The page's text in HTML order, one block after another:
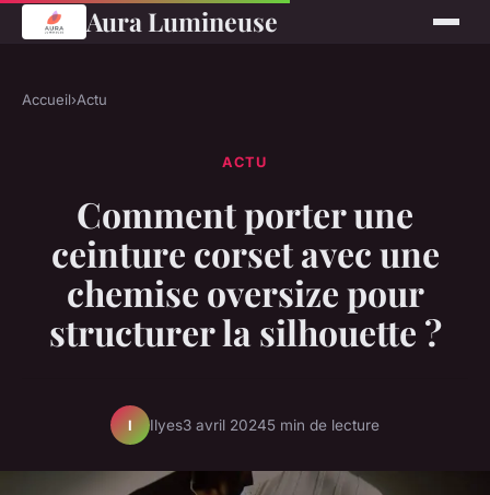
Aura Lumineuse
Accueil›Actu
ACTU
Comment porter une
ceinture corset avec une
chemise oversize pour
structurer la silhouette ?
I Ilyes3 avril 20245 min de lecture